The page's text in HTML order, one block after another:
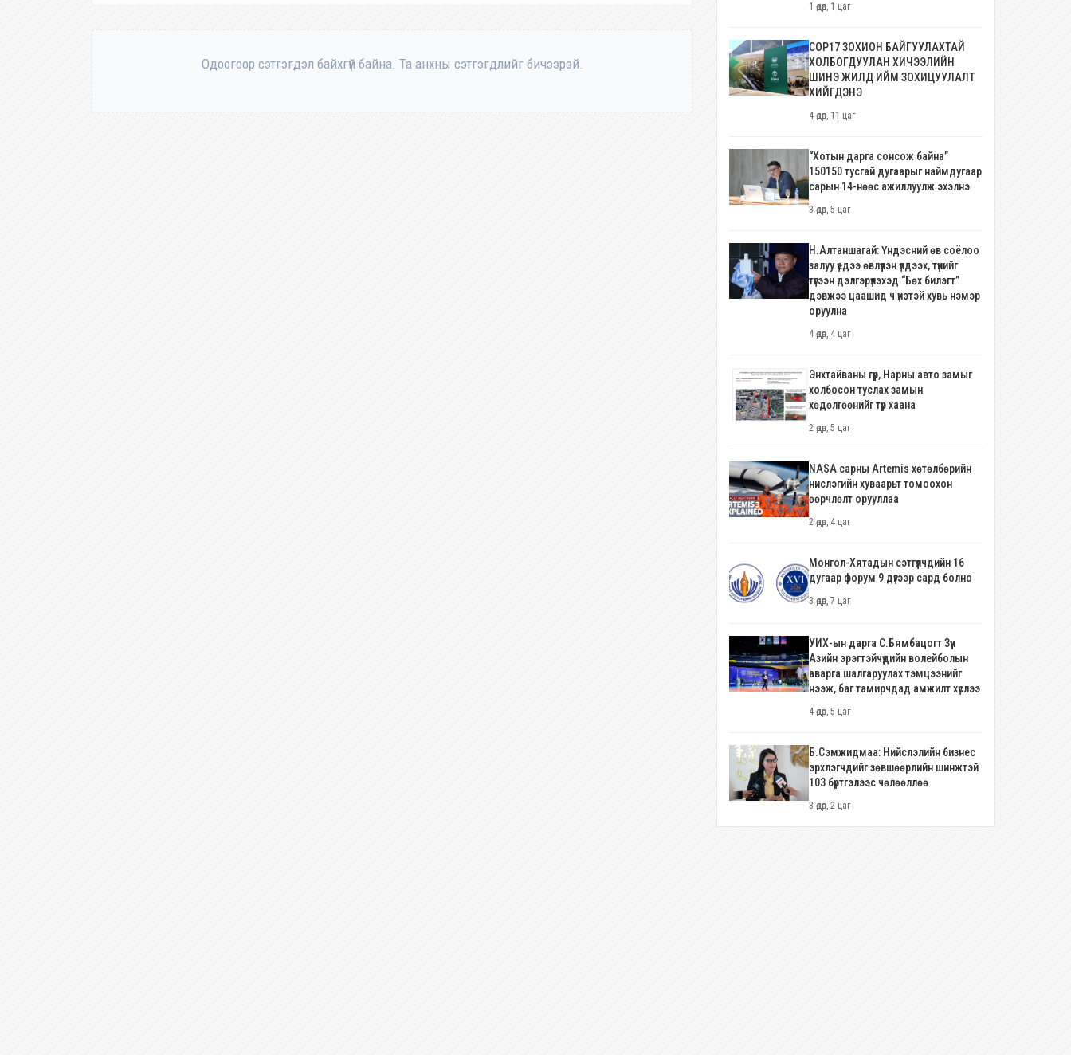
Одоогоор сэтгэгдэл байхгүй байна. Та анхны сэтгэгдлийг бичээрэй.
1 өдөр, 1 цаг
COP17 ЗОХИОН БАЙГУУЛАХТАЙ
ХОЛБОГДУУЛАН ХИЧЭЭЛИЙН
ШИНЭ ЖИЛД ИЙМ ЗОХИЦУУЛАЛТ
ХИЙГДЭНЭ
4 өдөр, 11 цаг
“Хотын дарга сонсож байна”
150150 тусгай дугаарыг наймдугаар
сарын 14-нөөс ажиллуулж эхэлнэ
3 өдөр, 5 цаг
Н.Алтаншагай: Үндэсний өв соёлоо
залуу үедээ өвлүүлэн үлдээх, түүнийг
түгээн дэлгэрүүлэхэд “Бөх билэгт”
дэвжээ цаашид ч үнэтэй хувь нэмэр
оруулна
4 өдөр, 4 цаг
Энхтайваны гүүр, Нарны авто замыг
холбосон туслах замын
хөдөлгөөнийг түр хаана
2 өдөр, 5 цаг
NASA сарны Artemis хөтөлбөрийн
нислэгийн хуваарьт томоохон
өөрчлөлт орууллаа
2 өдөр, 4 цаг
Монгол-Хятадын сэтгүүлчдийн 16
дугаар форум 9 дүгээр сард болно
3 өдөр, 7 цаг
УИХ-ын дарга С.Бямбацогт Зүүн
Азийн эрэгтэйчүүдийн волейболын
аварга шалгаруулах тэмцээнийг
нээж, баг тамирчдад амжилт хүслээ
4 өдөр, 5 цаг
Б.Сэмжидмаа: Нийслэлийн бизнес
эрхлэгчдийг зөвшөөрлийн шинжтэй
103 бүртгэлээс чөлөөллөө
3 өдөр, 2 цаг